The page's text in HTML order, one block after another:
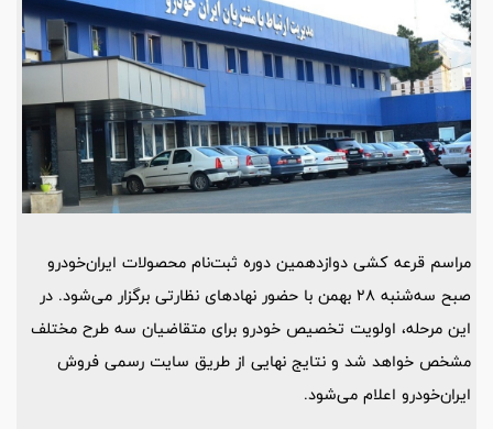
مراسم قرعه کشی دوازدهمین دوره ثبت‌نام محصولات ایران‌خودرو
صبح سه‌شنبه 28 بهمن با حضور نهادهای نظارتی برگزار می‌شود. در
این مرحله، اولویت تخصیص خودرو برای متقاضیان سه طرح مختلف
مشخص خواهد شد و نتایج نهایی از طریق سایت رسمی فروش
ایران‌خودرو اعلام می‌شود.